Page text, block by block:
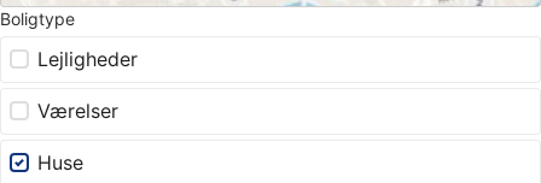
Boligtype
Lejligheder
Værelser
Huse